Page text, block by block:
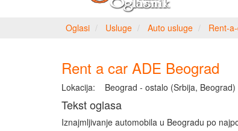
Oglasi Usluge Auto usluge Rent-
Rent a car ADE Beograd
Lokacija: Beograd - ostalo (Srbija, Beograd)
Tekst oglasa
Iznajmljivanje automobila u Beogradu po